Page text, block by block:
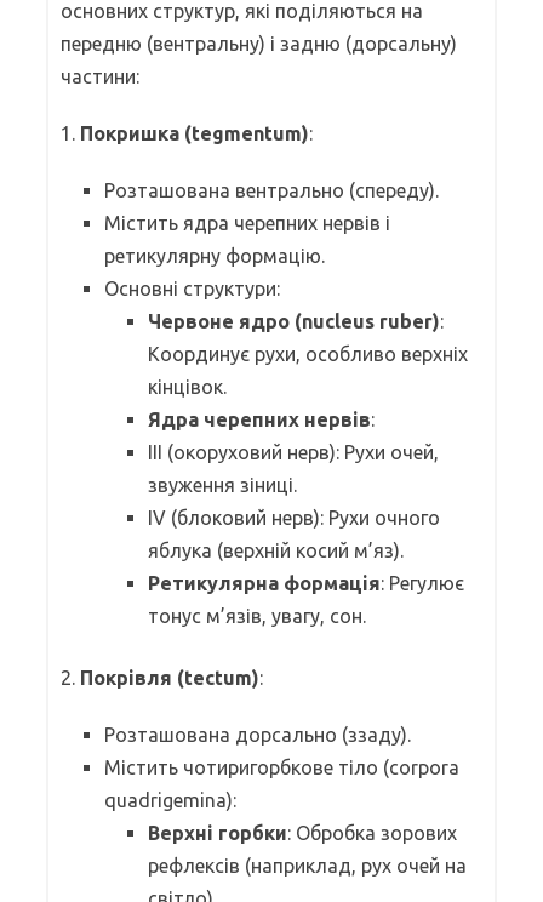
основних структур, які поділяються на
передню (вентральну) і задню (дорсальну)
частини:
1. Покришка (tegmentum):
Розташована вентрально (спереду).
Містить ядра черепних нервів і
ретикулярну формацію.
Основні структури:
Червоне ядро (nucleus ruber):
Координує рухи, особливо верхніх
кінцівок.
Ядра черепних нервів:
III (окоруховий нерв): Рухи очей,
звуження зіниці.
IV (блоковий нерв): Рухи очного
яблука (верхній косий м’яз).
Ретикулярна формація: Регулює
тонус м’язів, увагу, сон.
2. Покрівля (tectum):
Розташована дорсально (ззаду).
Містить чотиригорбкове тіло (corpora
quadrigemina):
Верхні горбки: Обробка зорових
рефлексів (наприклад, рух очей на